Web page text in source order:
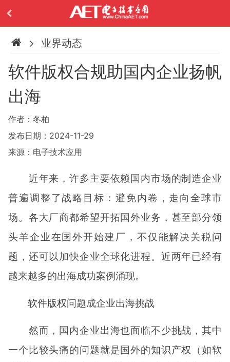
业界动态
软件版权合规助国内企业扬帆
出海
作者：冬柏
发布日期：2024-11-29
来源：电子技术应用
近年来，许多主要依赖国内市场的制造企业
普遍调整了战略目标：避免内卷，走向全球市
场。各大厂商都希望开拓国外业务，甚至部分领
头羊企业在国外开始建厂，不仅能解决关税问
题，还可以加快企业全球化进程。近两年已经有
越来越多的出海成功案例涌现。
软件版权问题成企业出海挑战
然而，国内企业出海也面临不少挑战，其中
一个比较头痛的问题就是国外的知识产权
（如软